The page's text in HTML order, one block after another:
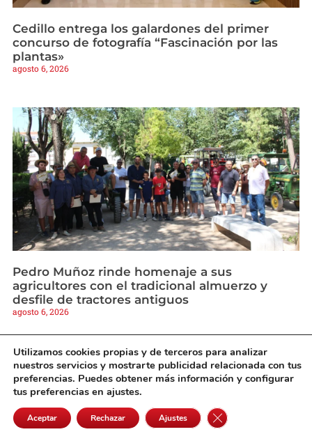
Cedillo entrega los galardones del primer
concurso de fotografía “Fascinación por las
plantas»
agosto 6, 2026
Pedro Muñoz rinde homenaje a sus
agricultores con el tradicional almuerzo y
desfile de tractores antiguos
agosto 6, 2026
Utilizamos cookies propias y de terceros para analizar
nuestros servicios y mostrarte publicidad relacionada con tus
preferencias. Puedes obtener más información y configurar
tus preferencias en ajustes.
Aceptar Rechazar Ajustes Cerrar el banner de